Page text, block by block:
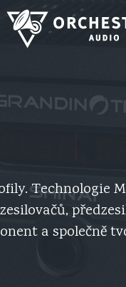
Technologie
a společně